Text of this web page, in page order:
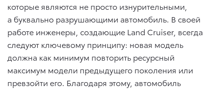
которые являются не просто изнурительными,
а буквально разрушающими автомобиль. В своей
работе инженеры, создающие Land Cruiser, всегда
следуют ключевому принципу: новая модель
должна как минимум повторить ресурсный
максимум модели предыдущего поколения или
превзойти его. Благодаря этому, автомобиль